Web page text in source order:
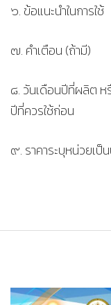
๖. ข้อแนะนำในการใช้
๗. คำเตือน (ถ้ามี)
๘. วันเดือนปีที่ผลิต ห
ปีที่ควรใช้ก่อน
๙. ราคาระบุหน่วยเป็